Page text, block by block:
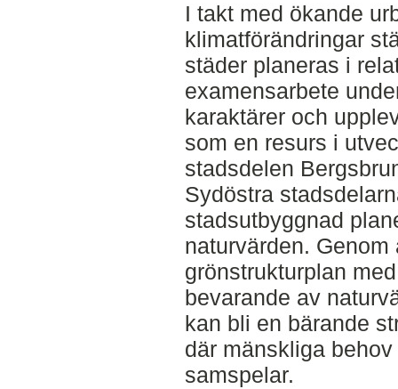
I takt med ökande
klimatförändringar
städer planeras i
examensarbete
karaktärer och
som en resurs i
stadsdelen
Sydöstra
stadsutbyggnad
naturvärden.
grönstrukturplan
bevarande av
kan bli en bärande
där mänskliga
samspelar.